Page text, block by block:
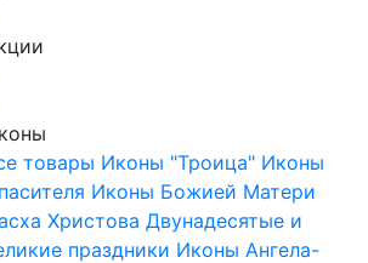
товары Иконы "Троица" Иконы
Иконы Божией Матери
Христова Двунадесятые и
праздники Иконы Ангела-